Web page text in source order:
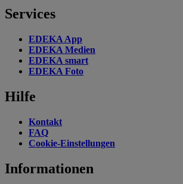
Services
EDEKA App
EDEKA Medien
EDEKA smart
EDEKA Foto
Hilfe
Kontakt
FAQ
Cookie-Einstellungen
Informationen